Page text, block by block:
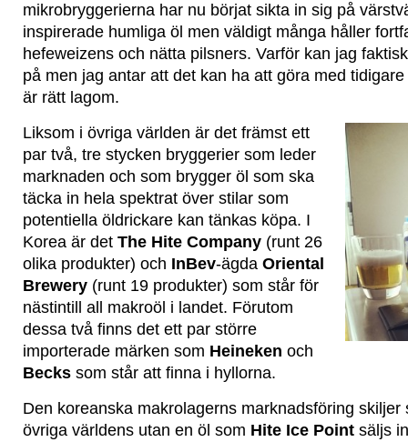
mikrobryggerierna har nu börjat sikta in sig på
inspirerade humliga öl men väldigt många håller
hefeweizens och nätta pilsners. Varför kan jag
på men jag antar att det kan ha att göra med
är rätt lagom.
Liksom i övriga världen är det främst ett
par två, tre stycken bryggerier som leder
marknaden och som brygger öl som ska
täcka in hela spektrat över stilar som
potentiella öldrickare kan tänkas köpa. I
Korea är det The Hite Company (runt 26
olika produkter) och InBev-ägda Oriental
Brewery (runt 19 produkter) som står för
nästintill all makroöl i landet. Förutom
dessa två finns det ett par större
importerade märken som Heineken och
Becks som står att finna i hyllorna.
Den koreanska makrolagerns marknadsföring skiljer
övriga världens utan en öl som Hite Ice Point säljs